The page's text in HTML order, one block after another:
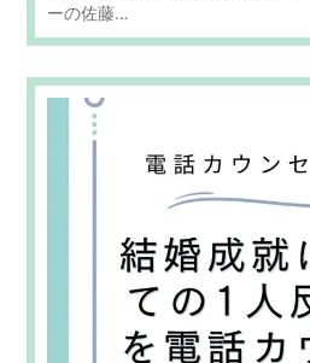
ーの佐藤…